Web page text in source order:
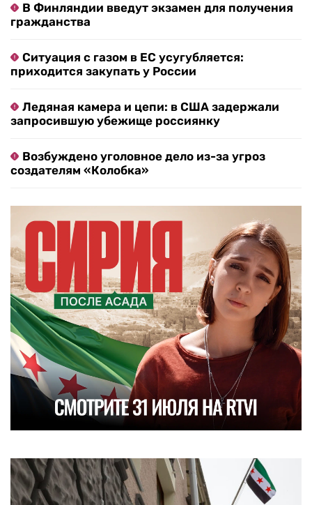
В Финляндии введут экзамен для получения
гражданства
Ситуация с газом в ЕС усугубляется:
приходится закупать у России
Ледяная камера и цепи: в США задержали
запросившую убежище россиянку
Возбуждено уголовное дело из-за угроз
создателям «Колобка»